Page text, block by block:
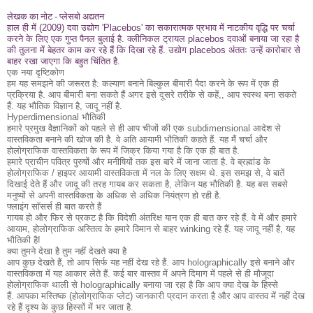
लेखक का नोट - प्लेसबो अद्यतन
हाल ही में (2009) दवा उद्योग 'Placebos' का सकारात्मक प्रभाव में नाटकीय वृद्धि पर चर्चा
करने के लिए एक गुप्त पैनल बुलाई है. क्लीनिकल ट्रायल placebos दवाओं बनाया जा रहा है
की तुलना में बेहतर काम कर रहे हैं कि दिखा रहे हैं. उद्योग placebos अंततः उन्हें कारोबार से
बाहर रखा जाएगा कि बहुत चिंतित है.
एक नया दृष्टिकोण
हम यह समझने की जरूरत है: कल्याण बनाने बिल्कुल बीमारी पैदा करने के रूप में एक ही
प्रक्रिया है. आप बीमारी बना सकते हैं अगर इसे दूसरे तरीके से कहें,, आप स्वस्थ बना सकते
हैं. यह भौतिक विज्ञान है, जादू नहीं है.
Hyperdimensional भौतिकी
हमारे प्रमुख वैज्ञानिकों को पहले से ही आप चीजों की एक subdimensional आदेश से
वास्तविकता बनाने की खोज की है. वे अति आयामी भौतिकी कहते हैं. यह मैं चर्चा और
होलोग्राफिक वास्तविकता के रूप में जिक्र किया गया है कि एक ही बात है.
हमारे प्राचीन पवित्र पुरुषों और मनीषियों तक इस बारे में जाना जाता है. वे ब्रह्मांड के
होलोग्राफिक / हाइपर आयामी वास्तविकता में नल के लिए सक्षम थे. इस समझ से, वे बातें
दिखाई देते हैं और जादू की तरह गायब कर सकता है, लेकिन यह भौतिकी है. यह बस सबसे
मनुष्यों से अपनी वास्तविकता के अधिक से अधिक नियंत्रण हो रही है.
फ्लाइंग सॉसर्स ही बात करते हैं
गायब हो और फिर से प्रकट है कि विदेशी अंतरिक्ष यान एक ही बात कर रहे हैं. वे में और हमारे
आयाम, होलोग्राफिक अस्तित्व के हमारे विमान से बाहर winking रहे हैं. यह जादू नहीं है, यह
भौतिकी है!
क्या तुमने देखा है तुम नहीं देखते क्या है
आप कुछ देखते हैं, तो आप सिर्फ यह नहीं देख रहे हैं. आप holographically इसे बनाने और
वास्तविकता में यह आकार लेते हैं. कई बार वास्तव में अपने दिमाग में पहले से ही मौजूदा
होलोग्राफिक थाली से holographically बनाया जा रहा है कि आप क्या देख के हिस्से
हैं. आपका मस्तिष्क (होलोग्राफिक प्लेट) जानकारी प्रदान करता है और आप वास्तव में नहीं देख
रहे हैं दृश्य के कुछ हिस्सों में भर जाता है.